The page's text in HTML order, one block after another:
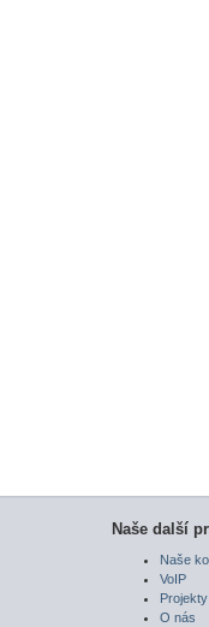
Naše další
Naše
VoIP
Projekty
O nás